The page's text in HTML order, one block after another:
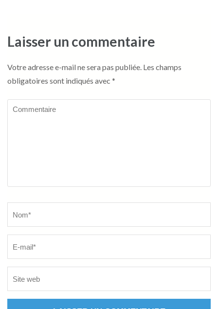
Laisser un commentaire
Votre adresse e-mail ne sera pas publiée. Les champs
obligatoires sont indiqués avec *
Commentaire